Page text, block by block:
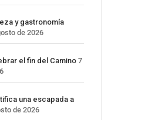
y gastronomía
de 2026
el fin del Camino7
una escapada a
de 2026